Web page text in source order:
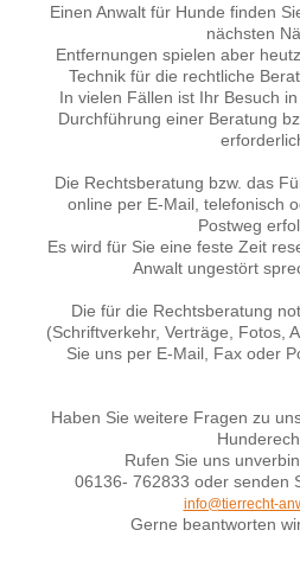
Einen Anwalt für Hunde finden
nächsten
Entfernungen spielen aber
Technik für die rechtliche
In vielen Fällen ist Ihr Besuch
Durchführung einer Beratung
Die Rechtsberatung bzw. das
online per E-Mail, telefonisch
Postweg
Es wird für Sie eine feste Zeit
Anwalt ungestört
Die für die Rechtsberatung
(Schriftverkehr, Verträge, Fotos,
Sie uns per E-Mail, Fax oder
Haben Sie weitere Fragen zu
Rufen Sie uns
06136- 762833 oder senden
info@tierrecht-
Gerne beantworten